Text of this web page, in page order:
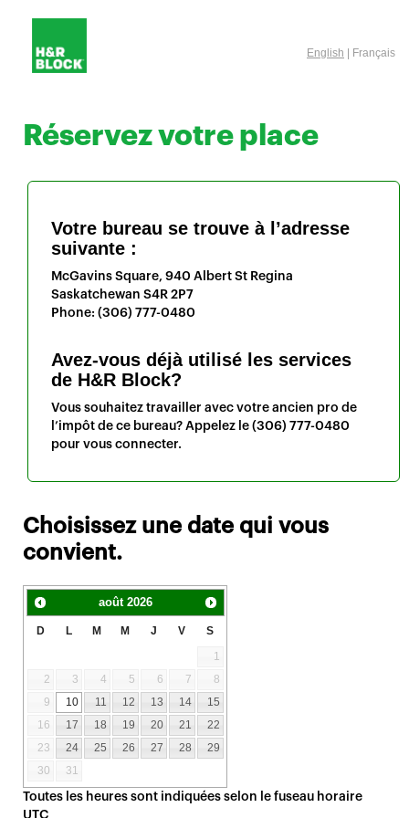
English | Français
Réservez votre place
Votre bureau se trouve à l’adresse
suivante :
McGavins Square, 940 Albert St Regina
Saskatchewan S4R 2P7
Phone: (306) 777-0480
Avez-vous déjà utilisé les services
de H&R Block?
Vous souhaitez travailler avec votre ancien pro de
l’impôt de ce bureau? Appelez le (306) 777-0480
pour vous connecter.
Choisissez une date qui vous
convient.
août 2026
D L M M J V S
1
2
3 4 5 6 7
8
9
10 11 12 13 14
15
16
17 18 19 20 21
22
23
24 25 26 27 28
29
30
31
Toutes les heures sont indiquées selon le fuseau horaire
UTC